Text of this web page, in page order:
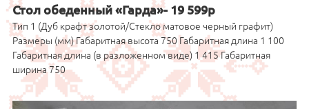
Стол обеденный «Гарда»- 19 599р
Тип 1 (Дуб крафт золотой/Стекло матовое черный графит)
Размеры (мм) Габаритная высота 750 Габаритная длина 1 100
Габаритная длина (в разложенном виде) 1 415 Габаритная
ширина 750